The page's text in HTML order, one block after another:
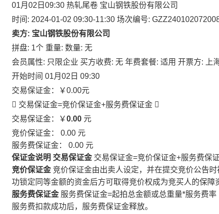
01月02日09:30 热轧尾卷 宝山钢铁股份有限公司
时间: 2024-01-02 09:30-11:30 场次编号:
卖方: 宝山钢铁股份有限公司
拼盘: 1个 重量: 数量: 无
会员属性: 只限企业 买方收费: 无 年费套餐: 适用 开票方: 上
开始时间 01月02日 09:30
交易保证金：
￥0.00元
 交易保证金=竞价保证金+服务费保证金 
交易保证金：￥0.00 元
竞价保证金： 0.00 元
服务费保证金： 0.00 元
保证金说明 交易保证金 交易保证金=竞价保证金+服务费保
竞价保证金 竞价保证金由出卖人设定，并在提交竞价公告
功锁定同等金额的资金后方可取得竞价权成为竞买人的保障
服务费保证金 服务费保证金=起拍总金额或总重量*服务费率
服务费扣款成功后，服务费保证金释放。